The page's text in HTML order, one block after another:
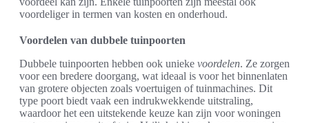
voordeliger in termen van kosten en onderhoud.
Voordelen van dubbele tuinpoorten
Dubbele tuinpoorten hebben ook unieke voordelen. Ze zorgen
voor een bredere doorgang, wat ideaal is voor het binnenlaten
van grotere objecten zoals voertuigen of tuinmachines. Dit
type poort biedt vaak een indrukwekkende uitstraling,
waardoor het een uitstekende keuze kan zijn voor woningen